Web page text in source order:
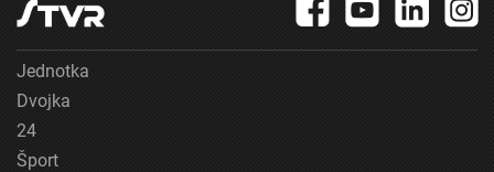
Jednotka
Dvojka
24
Šport